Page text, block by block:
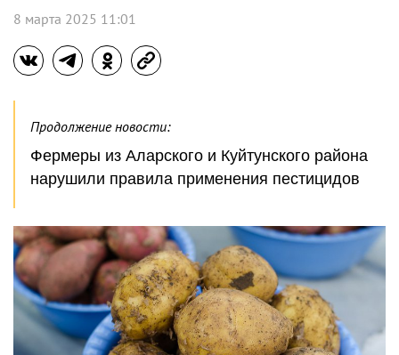
8 марта 2025 11:01
Продолжение новости:
Фермеры из Аларского и Куйтунского района
нарушили правила применения пестицидов